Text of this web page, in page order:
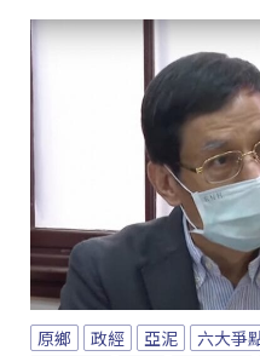
度，也應該借鏡客家族群
委員會&#8221;來統籌辦理
補充表示，截至2021年
人，其中平地原住民為27
人；4年前內政部以自日治
埔族至少107萬人，預估
原鄉 政經 亞泥 六大爭